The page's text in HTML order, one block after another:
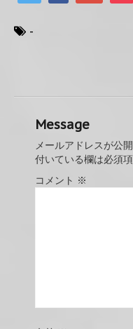
-
Message
メールアドレスが公
付いている欄は必須
コメント ※